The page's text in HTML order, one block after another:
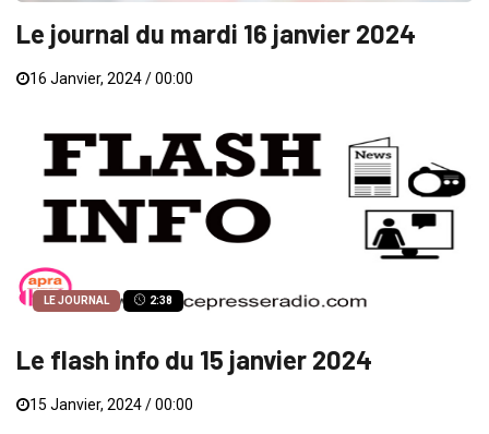
Le journal du mardi 16 janvier 2024
16 Janvier, 2024 / 00:00
LE JOURNAL 2:38
Le flash info du 15 janvier 2024
15 Janvier, 2024 / 00:00